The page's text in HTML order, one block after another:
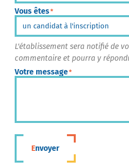
Vous êtes*
L'établissement sera notifié de
commentaire et pourra y
Votre message*
Envoyer